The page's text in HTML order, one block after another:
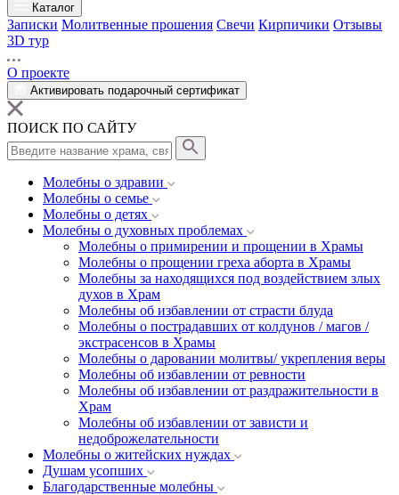
Каталог
Записки Молитвенные прошения Свечи Кирпичики Отзывы
3D тур
О проекте
Активировать подарочный сертификат
ПОИСК ПО САЙТУ
Молебны о здравии
Молебны о семье
Молебны о детях
Молебны о духовных проблемах
Молебны о примирении и прощении в Храмы
Молебны о прощении греха аборта в Храмы
Молебны за находящихся под воздействием злых
духов в Храм
Молебны об избавлении от страсти блуда
Молебны о пострадавших от колдунов / магов /
экстрасенсов в Храмы
Молебны о даровании молитвы/ укрепления веры
Молебны об избавлении от ревности
Молебны об избавлении от раздражительности в
Храм
Молебны об избавлении от зависти и
недоброжелательности
Молебны о житейских нуждах
Душам усопших
Благодарственные молебны